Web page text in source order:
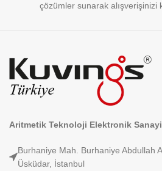
çözümler sunarak alışverişinizi
Aritmetik Teknoloji Elektronik
Burhaniye Mah. Burhaniye Abdullah
Üsküdar, İstanbul